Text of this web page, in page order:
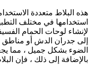
هذه البلاط متعددة
استخدامها في مختلف
لإنشاء لوحات الحمام
إلى جدران الدش أو مناطق
الضوء بشكل جميل ، مما
بالإضافة إلى ذلك ، فإن